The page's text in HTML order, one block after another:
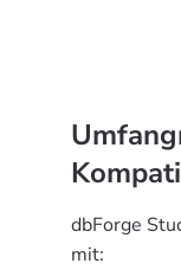
dbForge
mit: